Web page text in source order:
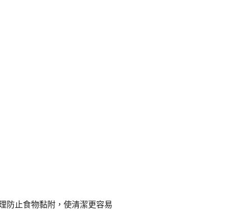
防止食物黏附，使清潔更容易